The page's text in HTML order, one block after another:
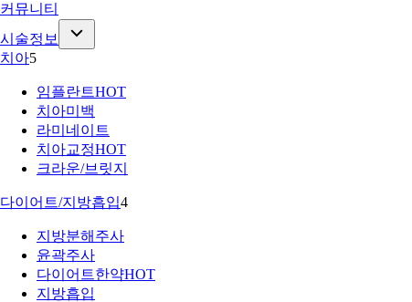
커뮤니티
시술정보
치아5
임플란트HOT
치아미백
라미네이트
치아교정HOT
크라운/브릿지
다이어트/지방흡입4
지방분해주사
윤곽주사
다이어트한약HOT
지방흡입